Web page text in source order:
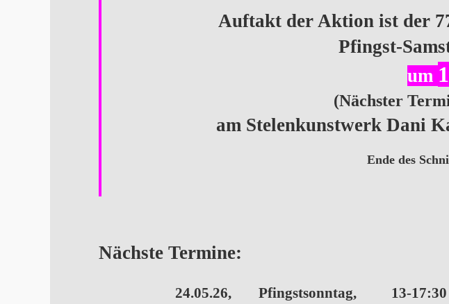
Auftakt der Aktion ist der
Pfingst-
um
(Nächster
am Stelenkunstwerk Dani
Ende des
Nächste Termine:
24.05.26, Pfingstsonntag,
13-